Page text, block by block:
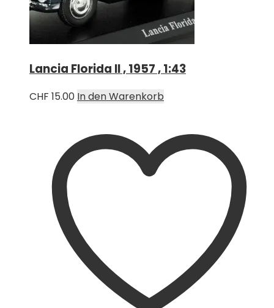
Lancia Florida II , 1957 , 1:43
CHF 15.00 In den Warenkorb